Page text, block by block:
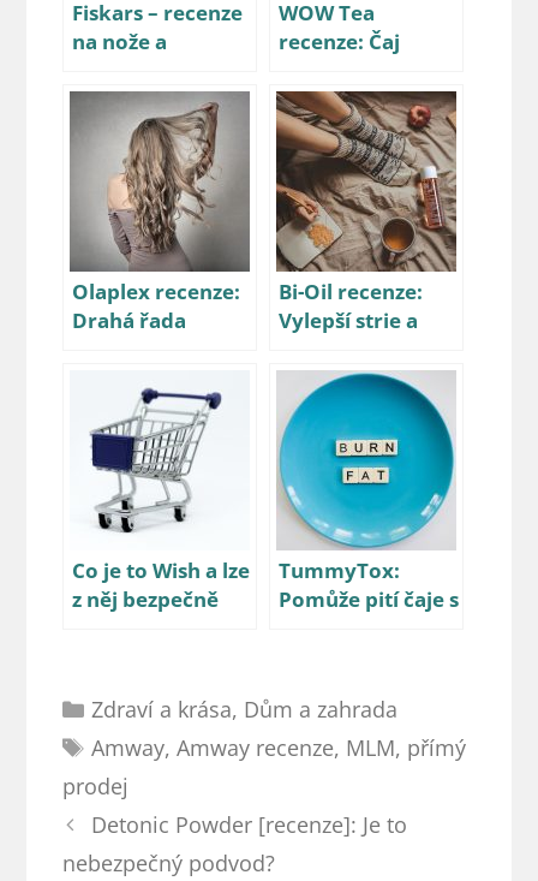
Fiskars – recenze
na nože a
WOW Tea
recenze: Čaj
vyplatí se, nebo
ne?
Olaplex recenze:
Drahá řada
se zkusit?
Bi-Oil recenze:
Vylepší strie a
předražený?
Co je to Wish a lze
z něj bezpečně
TummyTox:
Pomůže pití čaje s
Rubriky
Zdraví a krása, Dům a zahrada
Štítky
Amway,Amway recenze, MLM, přímý
prodej
Navigace
příspěvků
Detonic Powder [recenze]: Je to
nebezpečný podvod?